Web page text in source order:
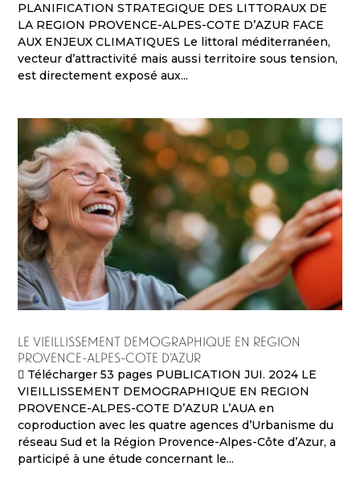
PLANIFICATION STRATEGIQUE DES LITTORAUX DE
LA REGION PROVENCE-ALPES-COTE D’AZUR FACE
AUX ENJEUX CLIMATIQUES Le littoral méditerranéen,
vecteur d’attractivité mais aussi territoire sous tension,
est directement exposé aux...
LE VIEILLISSEMENT DEMOGRAPHIQUE EN REGION
PROVENCE-ALPES-COTE D’AZUR
 Télécharger 53 pages PUBLICATION JUI. 2024 LE
VIEILLISSEMENT DEMOGRAPHIQUE EN REGION
PROVENCE-ALPES-COTE D’AZUR L’AUA en
coproduction avec les quatre agences d’Urbanisme du
réseau Sud et la Région Provence-Alpes-Côte d’Azur, a
participé à une étude concernant le...